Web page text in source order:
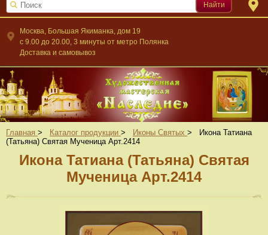
Москва, Большая Якиманка, дом 19
c 9.00 до 20.00, 3 минуты от метро Полянка
Доставка и самовывоз
Найти
Главная > Каталог продукции > Иконы Святых >
Икона Татиана
(Татьяна) Святая Мученица Арт.2414
Икона Татиана (Татьяна) Святая
Мученица Арт.2414